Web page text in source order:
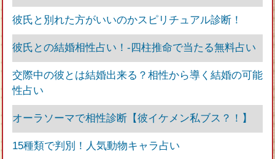
彼氏と別れた方がいいのかスピリチュアル診断！
彼氏との結婚相性占い！‐四柱推命で当たる無料占い
交際中の彼とは結婚出来る？相性から導く結婚の可能
性占い
オーラソーマで相性診断【彼イケメン私ブス？！】
15種類で判別！人気動物キャラ占い